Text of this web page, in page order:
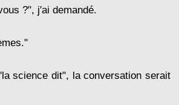
?", j'ai demandé.
science dit", la conversation serait